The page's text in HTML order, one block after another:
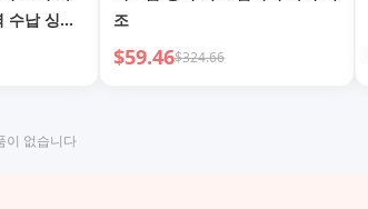
수납 싱크
조
$59.46$324.66
이 없습니다